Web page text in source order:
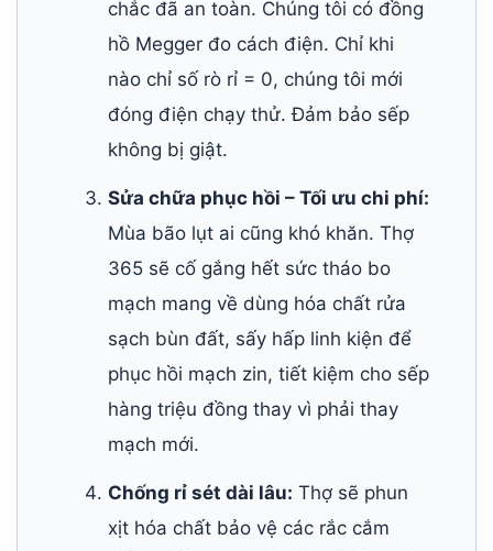
chắc đã an toàn. Chúng tôi có đồng
hồ Megger đo cách điện. Chỉ khi
nào chỉ số rò rỉ = 0, chúng tôi mới
đóng điện chạy thử. Đảm bảo sếp
không bị giật.
Sửa chữa phục hồi – Tối ưu chi phí:
Mùa bão lụt ai cũng khó khăn. Thợ
365 sẽ cố gắng hết sức tháo bo
mạch mang về dùng hóa chất rửa
sạch bùn đất, sấy hấp linh kiện để
phục hồi mạch zin, tiết kiệm cho sếp
hàng triệu đồng thay vì phải thay
mạch mới.
Chống rỉ sét dài lâu: Thợ sẽ phun
xịt hóa chất bảo vệ các rắc cắm